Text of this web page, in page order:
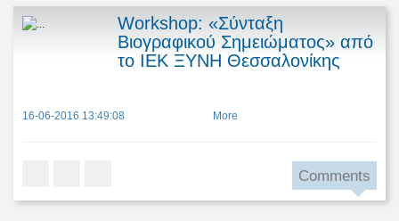
Workshop: «Σύνταξη
Βιογραφικού Σημειώματος» από
το ΙΕΚ ΞΥΝΗ Θεσσαλονίκης
16-06-2016 13:49:08 More
Comments